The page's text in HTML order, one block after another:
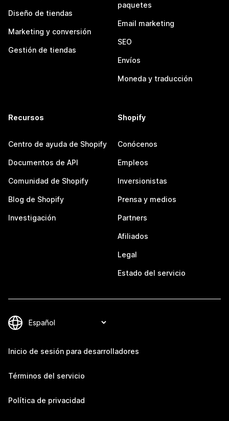
Diseño de tiendas
Marketing y conversión
Gestión de tiendas
paquetes
Email marketing
SEO
Envíos
Moneda y traducción
Recursos
Centro de ayuda de Shopify
Documentos de API
Comunidad de Shopify
Blog de Shopify
Investigación
Shopify
Conócenos
Empleos
Inversionistas
Prensa y medios
Partners
Afiliados
Legal
Estado del servicio
Inicio de sesión para desarrolladores
Términos del servicio
Política de privacidad